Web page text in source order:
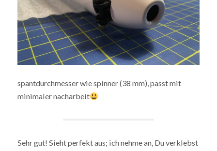
spantdurchmesser wie spinner (38 mm), passt mit
minimaler nacharbeit
Sehr gut! Sieht perfekt aus; ich nehme an, Du verklebst